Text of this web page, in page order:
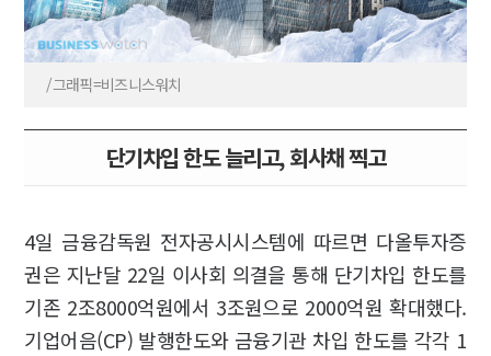
/그래픽=비즈니스워치
단기차입 한도 늘리고, 회사채 찍고
4일 금융감독원 전자공시시스템에 따르면 다올투자증
권은 지난달 22일 이사회 의결을 통해 단기차입 한도를
기존 2조8000억원에서 3조원으로 2000억원 확대했다.
기업어음(CP) 발행한도와 금융기관 차입 한도를 각각 1